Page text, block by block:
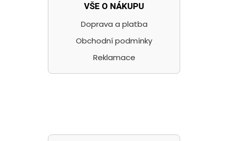
VŠE O NÁKUPU
Doprava a platba
Obchodní podmínky
Reklamace